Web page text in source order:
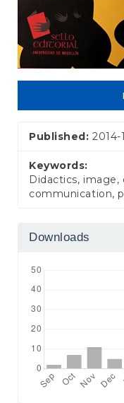
Published:2014-
Keywords:
Didactics,
communication,
Downloads